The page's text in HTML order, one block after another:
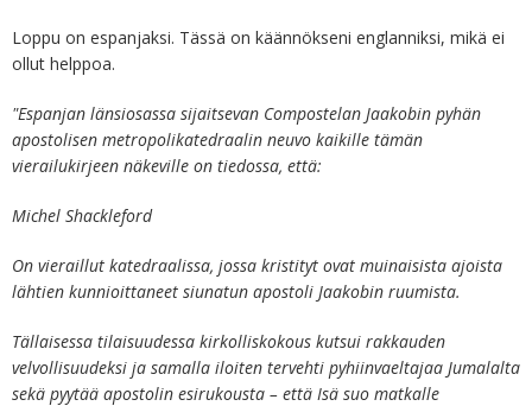
Loppu on espanjaksi. Tässä on käännökseni englanniksi, mikä ei
ollut helppoa.
"Espanjan länsiosassa sijaitsevan Compostelan Jaakobin pyhän
apostolisen metropolikatedraalin neuvo kaikille tämän
vierailukirjeen näkeville on tiedossa, että:
Michel Shackleford
On vieraillut katedraalissa, jossa kristityt ovat muinaisista ajoista
lähtien kunnioittaneet siunatun apostoli Jaakobin ruumista.
Tällaisessa tilaisuudessa kirkolliskokous kutsui rakkauden
velvollisuudeksi ja samalla iloiten tervehti pyhiinvaeltajaa Jumalalta
sekä pyytää apostolin esirukousta – että Isä suo matkalle